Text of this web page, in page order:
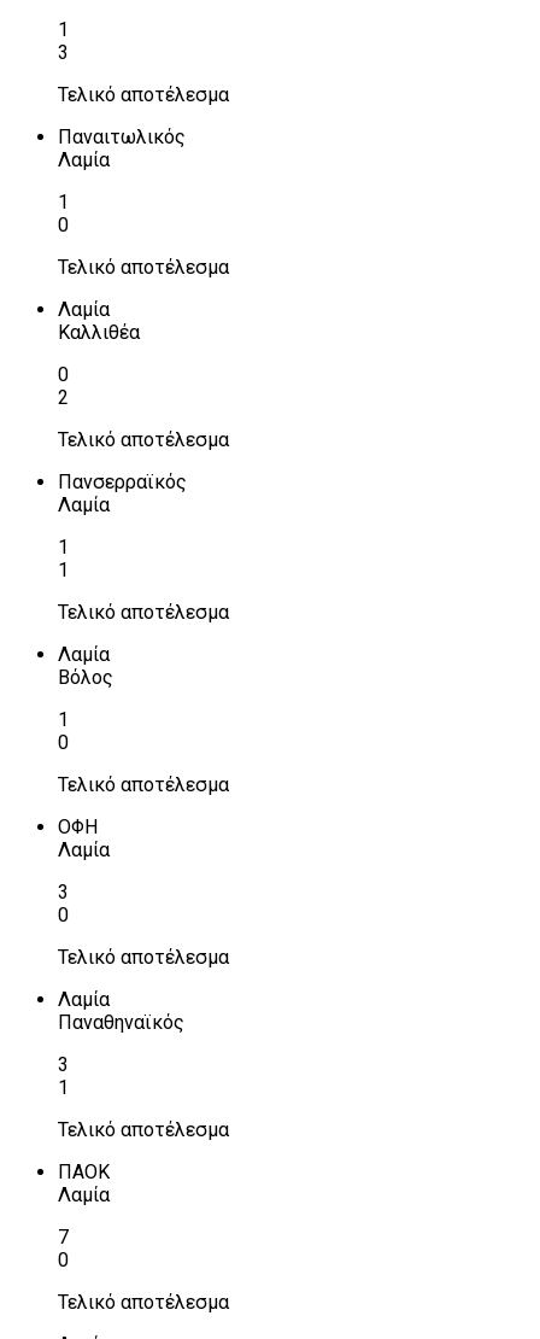
1
3
Τελικό αποτέλεσμα
Παναιτωλικός
Λαμία
1
0
Τελικό αποτέλεσμα
Λαμία
Καλλιθέα
0
2
Τελικό αποτέλεσμα
Πανσερραϊκός
Λαμία
1
1
Τελικό αποτέλεσμα
Λαμία
Βόλος
1
0
Τελικό αποτέλεσμα
ΟΦΗ
Λαμία
3
0
Τελικό αποτέλεσμα
Λαμία
Παναθηναϊκός
3
1
Τελικό αποτέλεσμα
ΠΑΟΚ
Λαμία
7
0
Τελικό αποτέλεσμα